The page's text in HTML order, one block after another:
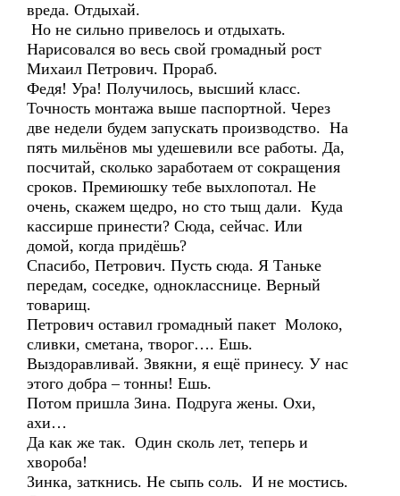
вреда. Отдыхай.
Но не сильно привелось и отдыхать.
Нарисовался во весь свой громадный рост
Михаил Петрович. Прораб.
Федя! Ура! Получилось, высший класс.
Точность монтажа выше паспортной. Через
две недели будем запускать производство. На
пять мильёнов мы удешевили все работы. Да,
посчитай, сколько заработаем от сокращения
сроков. Премиюшку тебе выхлопотал. Не
очень, скажем щедро, но сто тыщ дали. Куда
кассирше принести? Сюда, сейчас. Или
домой, когда придёшь?
Спасибо, Петрович. Пусть сюда. Я Таньке
передам, соседке, однокласснице. Верный
товарищ.
Петрович оставил громадный пакет Молоко,
сливки, сметана, творог…. Ешь.
Выздоравливай. Звякни, я ещё принесу. У нас
этого добра – тонны! Ешь.
Потом пришла Зина. Подруга жены. Охи,
ахи…
Да как же так. Один сколь лет, теперь и
хвороба!
Зинка, заткнись. Не сыпь соль. И не мостись.